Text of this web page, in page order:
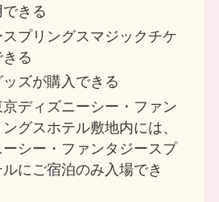
きる
プリングスマジックチケ
る
ズが購入できる
ディズニーシー・ファン
グスホテル敷地内には、
シー・ファンタジースプ
にご宿泊のみ入場でき